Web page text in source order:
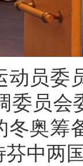
员委员
委员会
冬奥筹
中两